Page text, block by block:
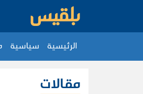
الرئيسية سياسية
مقالات